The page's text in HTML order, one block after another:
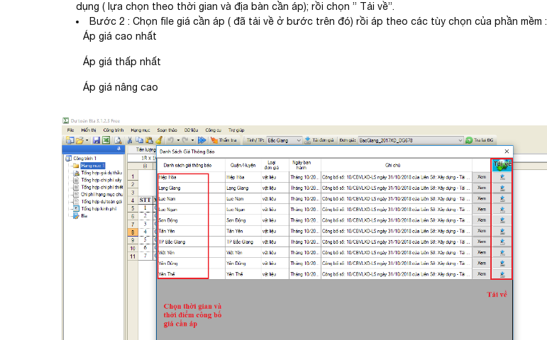
dụng ( lựa chọn theo thời gian và địa bàn cần áp); rồi chọn ” Tải về”.
Bước 2 : Chọn file giá cần áp ( đã tải về ở bước trên đó) rồi áp theo các tùy chọn của phần mềm :
Áp giá cao nhất
Áp giá thấp nhất
Áp giá nâng cao